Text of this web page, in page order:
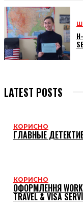
LATEST POSTS
КОРИСНО
ГЛАВНЫЕ
КОРИСНО
ОФОРМЛЕННЯ
TRAVEL & VISA